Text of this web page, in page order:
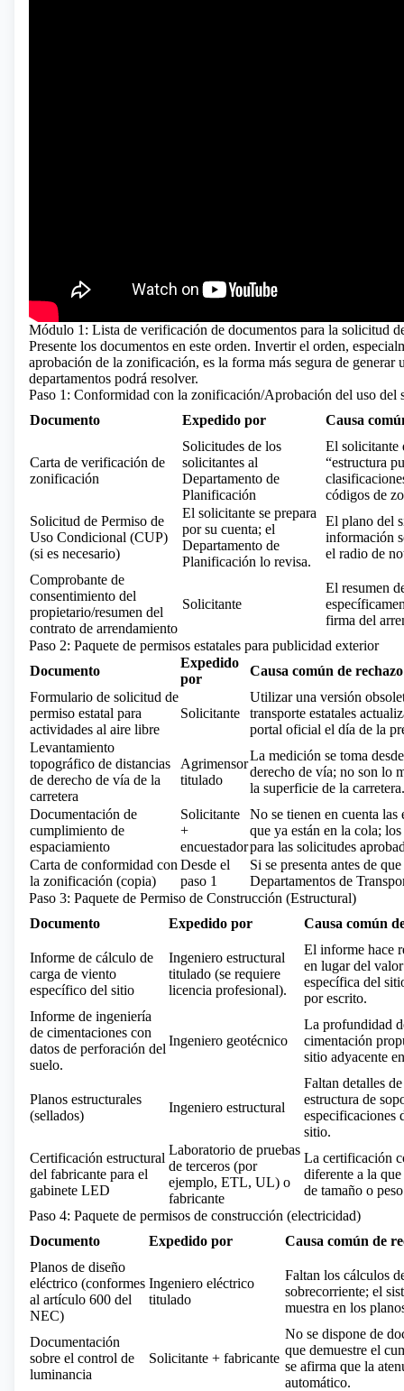
Módulo 1: Lista de verificación de documentos para la solicitud
Presente los documentos en este orden. Invertir el orden,
aprobación de la zonificación, es la forma más segura de
departamentos podrá resolver.
Paso 1: Conformidad con la zonificación/Aprobación del uso del
Documento
Expedido por Causa
Carta de verificación de
zonificación
Solicitudes de los
solicitantes al
Departamento de
Planificación
El solicitante
“estructura
códigos de
Solicitud de Permiso de
Uso Condicional (CUP)
(si es necesario)
El solicitante se prepara
por su cuenta; el
Departamento de
Planificación lo revisa.
El plano del
información
el radio de
Comprobante de
consentimiento del
propietario/resumen del
contrato de arrendamiento
Solicitante
El resumen
firma del
Paso 2: Paquete de permisos estatales para publicidad exterior
Documento
Expedido
por
Causa común de rechazo
Formulario de solicitud de
permiso estatal para
actividades al aire libre
Solicitante
Utilizar una versión
transporte estatales
portal oficial el día de la
Levantamiento
topográfico de distancias
de derecho de vía de la
carretera
Agrimensor
titulado
La medición se toma
derecho de vía; no son lo
la superficie de la carretera.
Documentación de
cumplimiento de
espaciamiento
Solicitante
+
encuestador
No se tienen en cuenta las
que ya están en la cola;
para las solicitudes
Carta de conformidad con
la zonificación (copia)
Desde el
paso 1
Si se presenta antes de
Departamentos de
Paso 3: Paquete de Permiso de Construcción (Estructural)
Documento
Expedido por Causa común
Informe de cálculo de
carga de viento
específico del sitio
Ingeniero estructural
titulado (se requiere
licencia profesional).
El informe hace
en lugar del
específica del
por escrito.
Informe de ingeniería
de cimentaciones con
datos de perforación del
suelo.
Ingeniero geotécnico
La profundidad
cimentación
sitio adyacente
Planos estructurales
(sellados)
Ingeniero estructural
Faltan detalles
estructura de
especificaciones
sitio.
Certificación estructural
del fabricante para el
gabinete LED
Laboratorio de pruebas
de terceros (por
ejemplo, ETL, UL) o
fabricante
La certificación
diferente a la
de tamaño o
Paso 4: Paquete de permisos de construcción (electricidad)
Documento
Expedido por
Causa común de
Planos de diseño
eléctrico (conformes
al artículo 600 del
NEC)
Ingeniero eléctrico
titulado
Faltan los cálculos
sobrecorriente; el
muestra en los
Documentación
sobre el control de
luminancia
Solicitante + fabricante
No se dispone de
que demuestre el
se afirma que la
automático.